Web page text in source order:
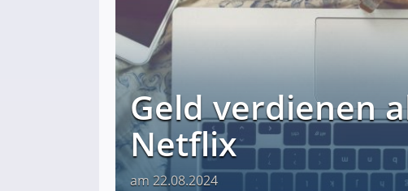
Geld verdienen
Netflix
am 22.08.2024